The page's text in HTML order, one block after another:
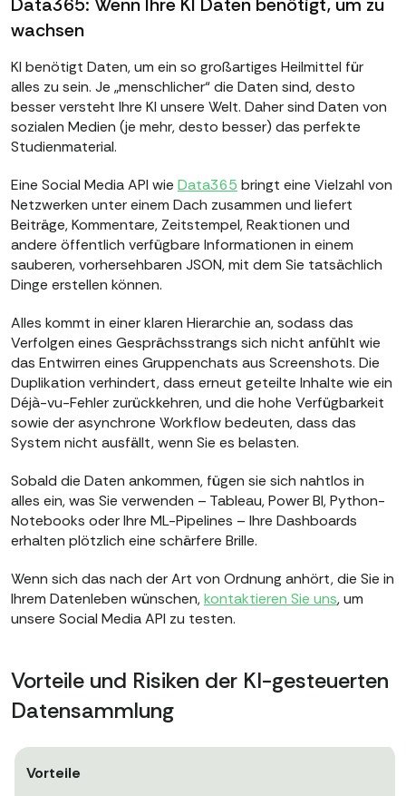
wachsen
KI benötigt Daten, um ein so großartiges Heilmittel für
alles zu sein. Je „menschlicher“ die Daten sind, desto
besser versteht Ihre KI unsere Welt. Daher sind Daten von
sozialen Medien (je mehr, desto besser) das perfekte
Studienmaterial.
Eine Social Media API wie Data365 bringt eine Vielzahl von
Netzwerken unter einem Dach zusammen und liefert
Beiträge, Kommentare, Zeitstempel, Reaktionen und
andere öffentlich verfügbare Informationen in einem
sauberen, vorhersehbaren JSON, mit dem Sie tatsächlich
Dinge erstellen können.
Alles kommt in einer klaren Hierarchie an, sodass das
Verfolgen eines Gesprächsstrangs sich nicht anfühlt wie
das Entwirren eines Gruppenchats aus Screenshots. Die
Duplikation verhindert, dass erneut geteilte Inhalte wie ein
Déjà-vu-Fehler zurückkehren, und die hohe Verfügbarkeit
sowie der asynchrone Workflow bedeuten, dass das
System nicht ausfällt, wenn Sie es belasten.
Sobald die Daten ankommen, fügen sie sich nahtlos in
alles ein, was Sie verwenden – Tableau, Power BI, Python-
Notebooks oder Ihre ML-Pipelines – Ihre Dashboards
erhalten plötzlich eine schärfere Brille.
Wenn sich das nach der Art von Ordnung anhört, die Sie in
Ihrem Datenleben wünschen,kontaktieren Sie uns, um
unsere Social Media API zu testen.
Vorteile und Risiken der KI-gesteuerten
Datensammlung
Vorteile